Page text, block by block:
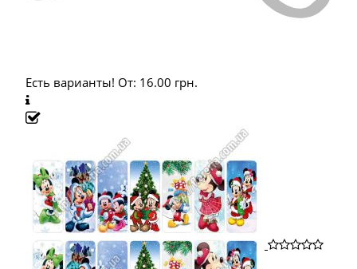
Есть варианты! От: 16.00 грн.